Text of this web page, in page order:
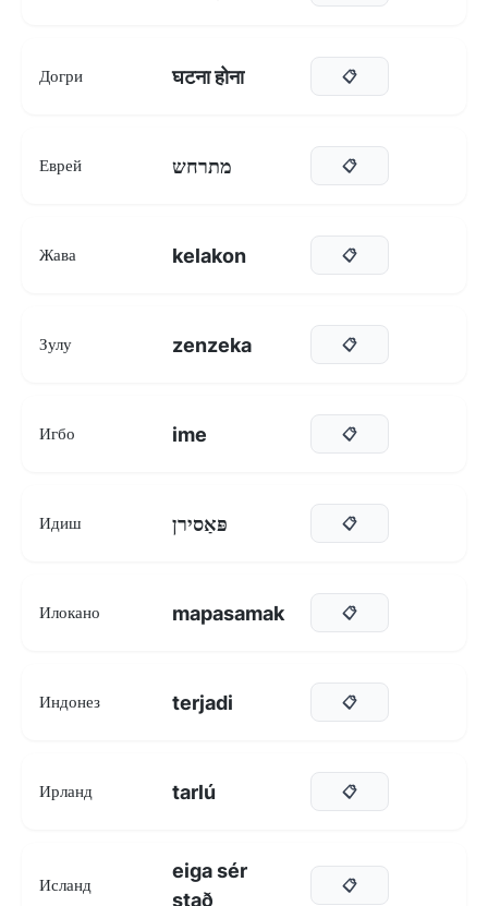
Догри घटना होना 📋
Еврей מתרחש 📋
Жава kelakon 📋
Зулу zenzeka 📋
Игбо ime 📋
Идиш פּאַסירן 📋
Илокано mapasamak 📋
Индонез terjadi 📋
Ирланд tarlú 📋
Исланд
eiga sér
stað
📋